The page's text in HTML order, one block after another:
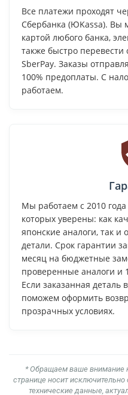
Все платежи проходят
Сбербанка (ЮKassa). Вы
картой любого банка,
также быстро
SberPay. Заказы
100% предоплаты. С
работаем.
Мы работаем с 2010
которых уверены: как
японские аналоги, так и
детали. Срок гарантии
месяц на бюджетные
проверенные аналоги и
Если заказанная
поможем оформить
прозрачных условиях.
* Обращаем ваше внимание
странице носит
технические данные,